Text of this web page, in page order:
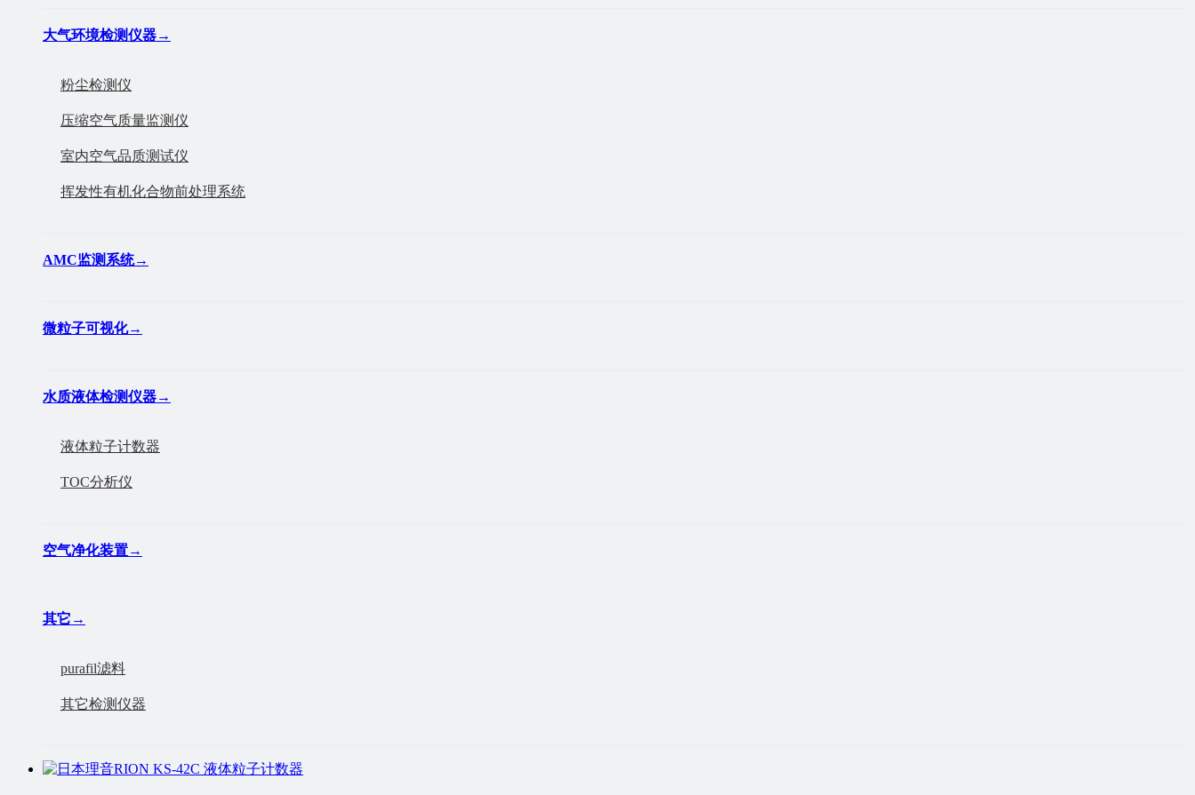
大气环境检测仪器→
粉尘检测仪
压缩空气质量监测仪
室内空气品质测试仪
挥发性有机化合物前处理系统
AMC监测系统→
微粒子可视化→
水质液体检测仪器→
液体粒子计数器
TOC分析仪
空气净化装置→
其它 →
purafil滤料
其它检测仪器